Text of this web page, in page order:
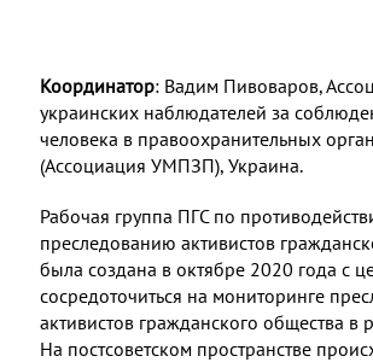
Координатор: Вадим Пивоваров,
украинских наблюдателей за
человека в правоохранительных
(Ассоциация УМПЗП), Украина.
Рабочая группа ПГС по
преследованию активистов
была создана в октябре 2020 года с
сосредоточиться на мониторинге
активистов гражданского общества в
На постсоветском пространстве